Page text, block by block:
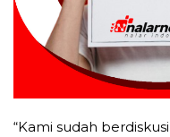
“Kami sudah